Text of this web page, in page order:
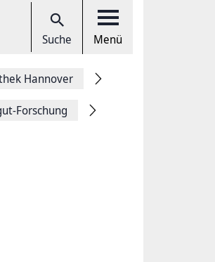
Suche Menü
Hannover
Forschung